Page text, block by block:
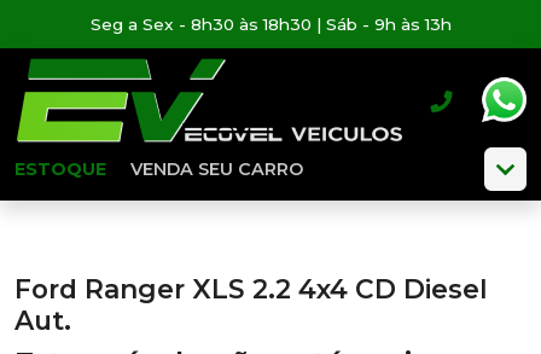
Seg a Sex - 8h30 às 18h30 | Sáb - 9h às 13h
ESTOQUE VENDA SEU CARRO
Ford Ranger XLS 2.2 4x4 CD Diesel
Aut.